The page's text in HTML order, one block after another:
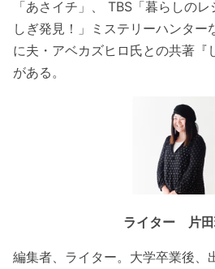
「あさイチ」、 TBS「暮らしの
しぎ発見！」ミステリーハンター
に夫・アベカズヒロ氏との共著『
がある。
ライター 片
編集者、ライター。大学卒業後、